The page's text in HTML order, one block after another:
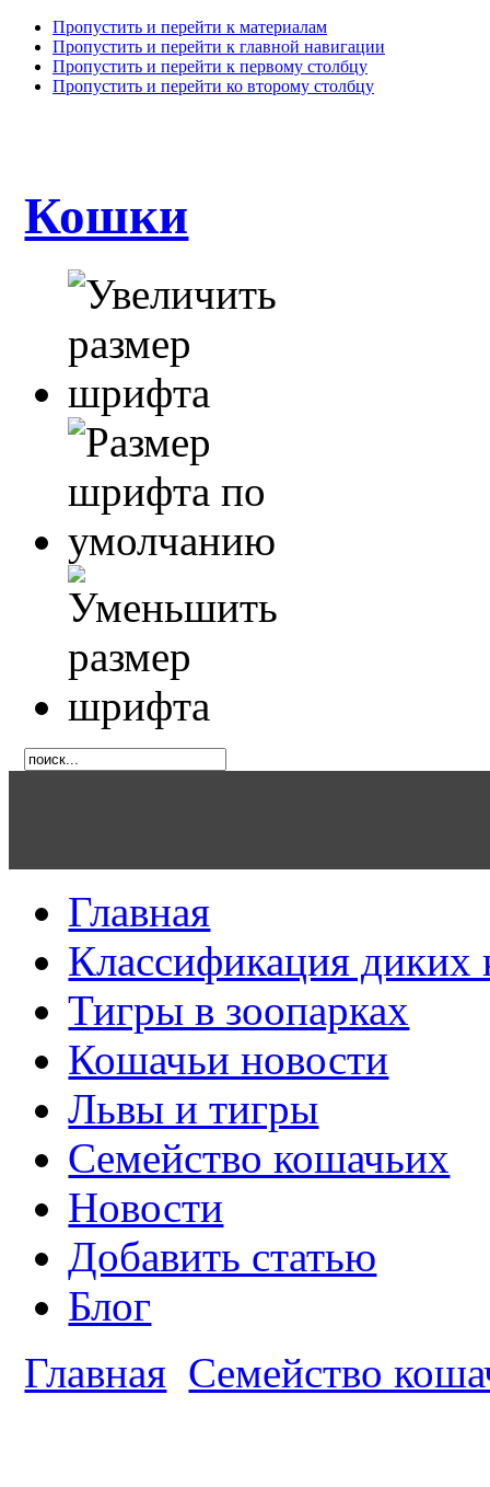
Пропустить и перейти к материалам
Пропустить и перейти к главной навигации
Пропустить и перейти к первому столбцу
Пропустить и перейти ко второму столбцу
Кошки
Главная
Классификация диких
Тигры в зоопарках
Кошачьи новости
Львы и тигры
Семейство кошачьих
Новости
Добавить статью
Блог
Главная Семейство